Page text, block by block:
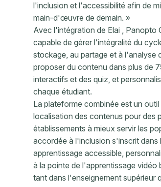
l'inclusion et l'accessibilité afin de
main-d'œuvre de demain. »
Avec l'intégration de Elai , Panopto
capable de gérer l'intégralité du
stockage, au partage et à l'analyse
proposer du contenu dans plus de
interactifs et des quiz, et
chaque étudiant.
La plateforme combinée est un
localisation des contenus pour des
établissements à mieux servir les
accordée à l'inclusion s'inscrit dans
apprentissage accessible,
à la pointe de l'apprentissage
tant dans l'enseignement supérieur